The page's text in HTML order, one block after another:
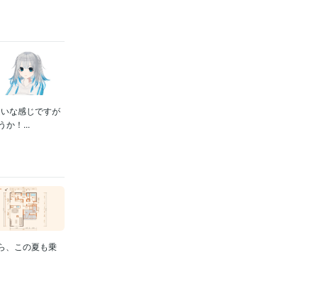
な感じですが
か！...
、この夏も乗